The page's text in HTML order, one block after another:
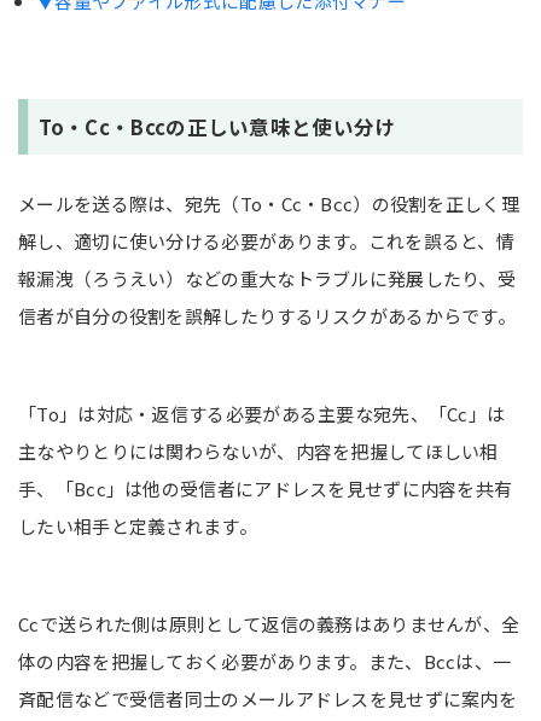
To・Cc・Bccの正しい意味と使い分け
メールを送る際は、宛先（To・Cc・Bcc）の役割を正しく理
解し、適切に使い分ける必要があります。これを誤ると、情
報漏洩（ろうえい）などの重大なトラブルに発展したり、受
信者が自分の役割を誤解したりするリスクがあるからです。
「To」は対応・返信する必要がある主要な宛先、「Cc」は
主なやりとりには関わらないが、内容を把握してほしい相
手、「Bcc」は他の受信者にアドレスを見せずに内容を共有
したい相手と定義されます。
Ccで送られた側は原則として返信の義務はありませんが、全
体の内容を把握しておく必要があります。また、Bccは、一
斉配信などで受信者同士のメールアドレスを見せずに案内を